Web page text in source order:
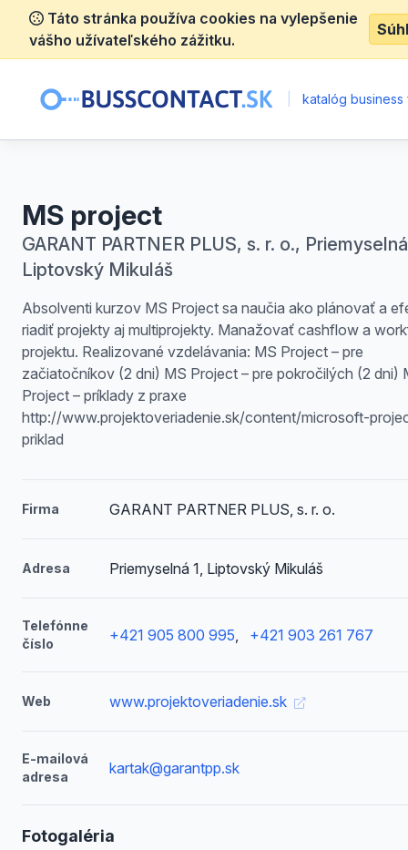
Táto stránka používa cookies na vylepšenie
vášho užívateľského zážitku.
katalóg business
MS project
GARANT PARTNER PLUS, s. r. o.,
Liptovský Mikuláš
Absolventi kurzov MS Project sa naučia ako plánovať a
riadiť projekty aj multiprojekty. Manažovať cashflow a
projektu. Realizované vzdelávania: MS Project – pre
začiatočníkov (2 dni) MS Project – pre pokročilých (2 dni)
Project – príklady z praxe
http://www.projektoveriadenie.sk/content/microsoft-
priklad
Firma GARANT PARTNER PLUS, s. r. o.
Adresa Priemyselná 1, Liptovský Mikuláš
Telefónne
číslo
+421 905 800 995, +421 903 261 767
Web www.projektoveriadenie.sk
E-mailová
adresa
kartak@garantpp.sk
Fotogaléria